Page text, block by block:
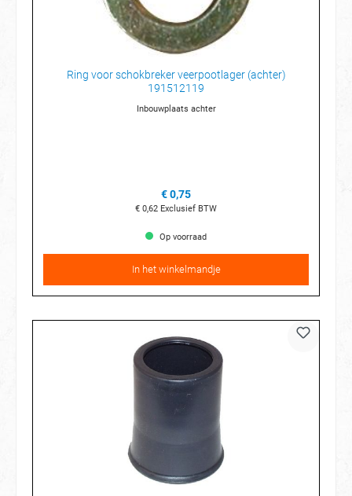
Ring voor schokbreker veerpootlager (achter)
191512119
Inbouwplaats achter
€ 0,75
€ 0,62 Exclusief BTW
Op voorraad
In het winkelmandje